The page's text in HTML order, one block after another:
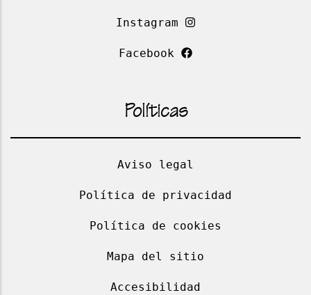
Instagram
Facebook
Políticas
Aviso legal
Política de privacidad
Política de cookies
Mapa del sitio
Accesibilidad